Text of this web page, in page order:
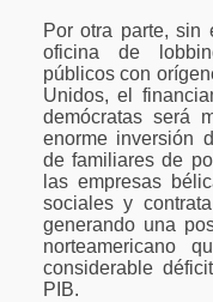
Por otra parte, sin
oficina de
públicos con
Unidos, el
demócratas será
enorme inversión
de familiares de
las empresas
sociales y
generando una
norteamericano
considerable
PIB.